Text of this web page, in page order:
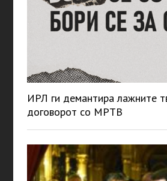
ИРЛ ги демантира лажните
договорот со МРТВ